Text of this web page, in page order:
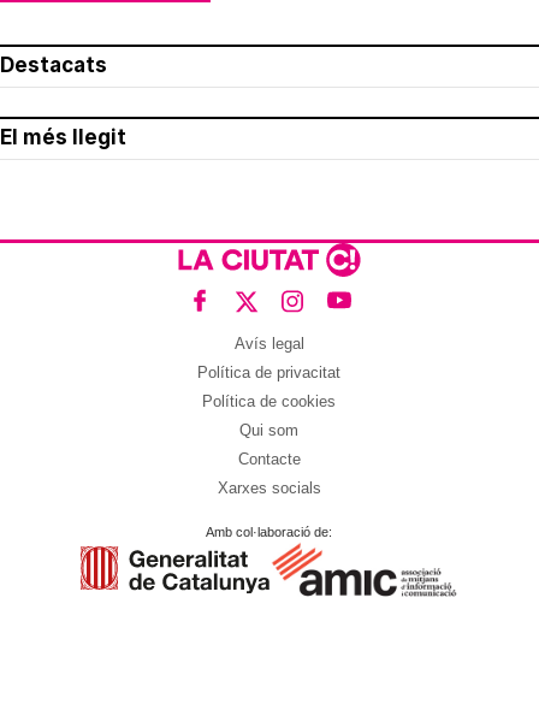
Destacats
El més llegit
Avís legal
Política de privacitat
Política de cookies
Qui som
Contacte
Xarxes socials
Amb col·laboració de: